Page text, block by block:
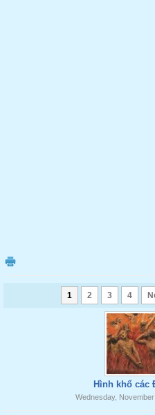
1 2 3 4
Hình khổ các
Wednesday,